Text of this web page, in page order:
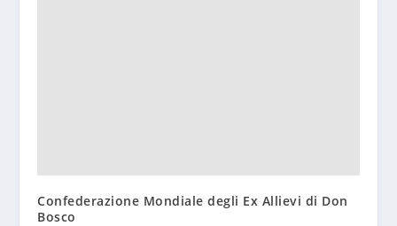
Confederazione Mondiale degli Ex Allievi di Don
Bosco